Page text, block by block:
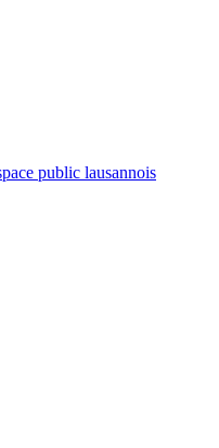
public lausannois